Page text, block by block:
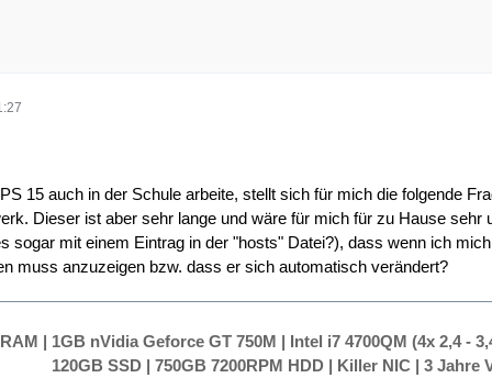
15 auch in der Schule arbeite, stellt sich für mich die folgende
Dieser ist aber sehr lange und wäre für mich für zu Hause
sogar mit einem Eintrag in der "hosts" Datei?), dass wenn ich
muss anzuzeigen bzw. dass er sich automatisch verändert?
| 1GB nVidia Geforce GT 750M | Intel i7 4700QM (4x 2,4 -
120GB SSD | 750GB 7200RPM HDD | Killer NIC | 3